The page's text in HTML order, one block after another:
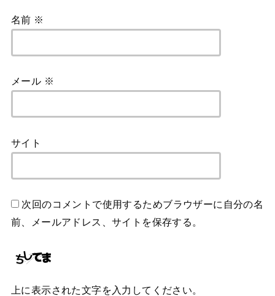
名前 ※
メール ※
サイト
次回のコメントで使用するためブラウザーに自分の名
前、メールアドレス、サイトを保存する。
上に表示された文字を入力してください。